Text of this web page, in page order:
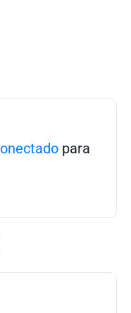
para